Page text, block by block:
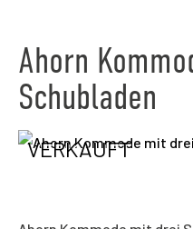
Ahorn
Schubladen
VERKAUFT